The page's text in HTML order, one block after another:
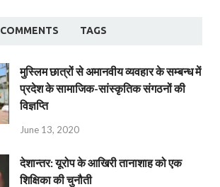
COMMENTS TAGS
मुस्लिम छात्रों से अमानवीय व्यवहार के सम्बन्ध में
प्रदेश के सामाजिक-सांस्कृतिक संगठनों की
विज्ञप्ति
June 13, 2020
देशान्‍तर: यूरोप के आखिरी तानाशाह को एक
शिक्षिका की चुनौती